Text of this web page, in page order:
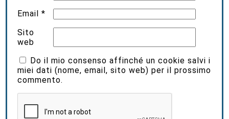
Email*
Sito
web
Do il mio consenso affinché un cookie salvi i
miei dati (nome, email, sito web) per il prossimo
commento.